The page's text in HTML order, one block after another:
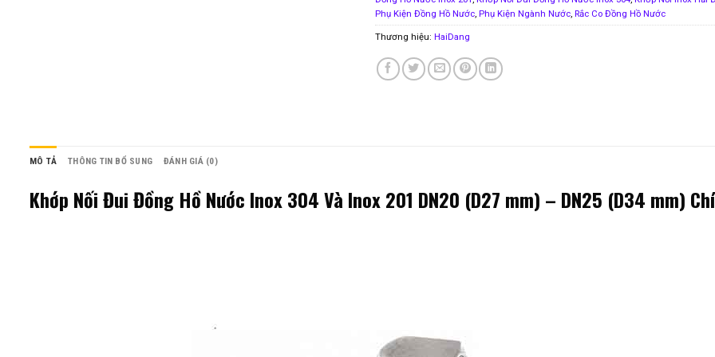
Phụ Kiện Đồng Hồ Nước,Phụ Kiện Ngành Nước,Rắc Co Đồng Hồ Nước
Thương hiệu:HaiDang
MÔ TẢ THÔNG TIN BỔ SUNG ĐÁNH GIÁ (0)
Khớp Nối Đui Đồng Hồ Nước Inox 304 Và Inox 201 DN20 (D27 mm) – DN25 (D34 mm)